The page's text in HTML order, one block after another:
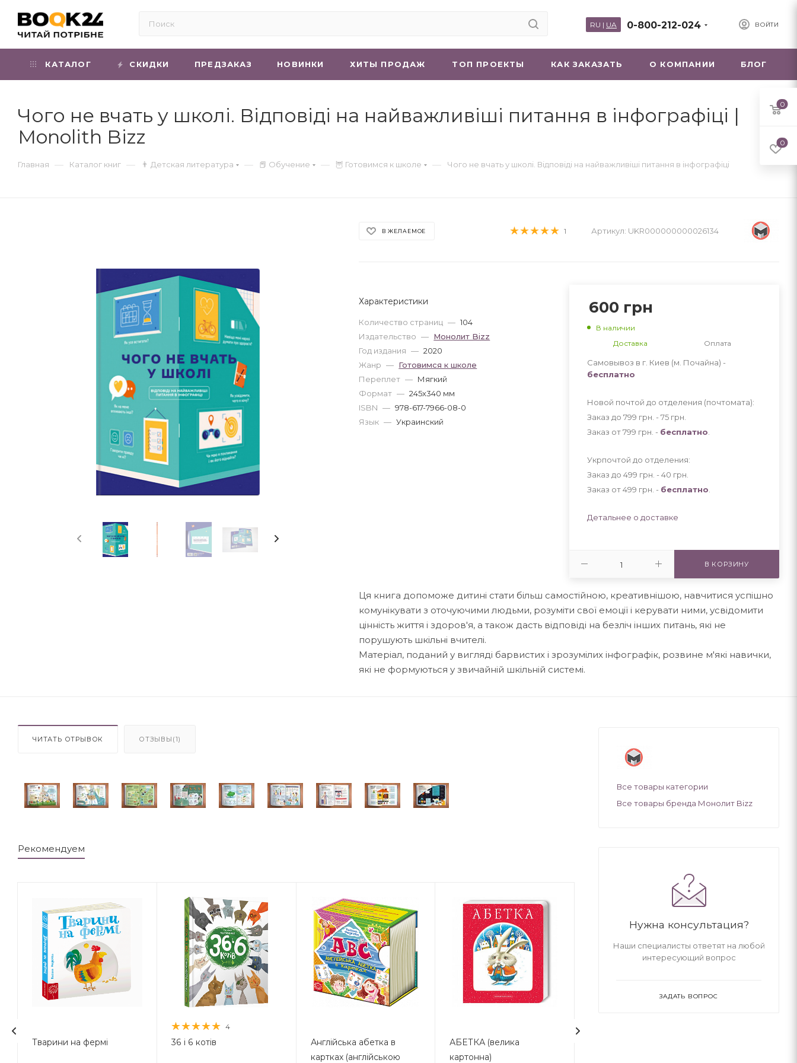
ВОЙТИ
0-800-212-024
RU | UA
КАТАЛОГ СКИДКИ ПРЕДЗАКАЗ НОВИНКИ ХИТЫ ПРОДАЖ ТОП ПРОЕКТЫ КАК ЗАКАЗАТЬ О КОМПАНИИ БЛОГ
Чого не вчать у школі. Відповіді на найважливіші питання в інфографіці |
Monolith Bizz
Главная — Каталог книг — 👨 Детская литература — 📕 Обучение — 🦉 Готовимся к школе — Чого не вчать у школі. Відповіді на найважливіші питання в інфографіці
В ЖЕЛАЕМОЕ 1 Артикул: UKR000000000026134
Характеристики
Количество страниц — 104
Издательство — Монолит Bizz
Год издания — 2020
Жанр — Готовимся к школе
Переплет — Мягкий
Формат — 245x340 мм
ISBN — 978-617-7966-08-0
Язык — Украинский
600 грн
В наличии
Доставка
Оплата
Самовывоз в г. Киев (м. Почайна) -
бесплатно
Новой почтой до отделения (почтомата):
Заказ до 799 грн. - 75 грн
Заказ от 799 грн. - бесплатно
Укрпочтой до отделения:
Заказ до 499 грн. - 40 грн
Заказ от 499 грн. - бесплатно
Детальнее о доставке
В КОРЗИНУ
Ця книга допоможе дитині стати більш самостійною, креативнішою, навчитися успішно
комунікувати з оточуючими людьми, розуміти свої емоції і керувати ними, усвідомити
цінність життя і здоров'я, а також дасть відповіді на безліч інших питань, які не
порушують шкільні вчителі.
Матеріал, поданий у вигляді барвистих і зрозумілих інфографік, розвине м'які навички,
які не формуються у звичайній шкільній системі.
ЧИТАТЬ ОТРЫВОК ОТЗЫВЫ(1)
Рекомендуем
Тварини на фермі
4
36 і 6 котів
Англійська абетка в
картках (англійською
АБЕТКА (велика
картонна)
Все товары категории
Все товары бренда Монолит Bizz
Нужна консультация?
Наши специалисты ответят на любой
интересующий вопрос
ЗАДАТЬ ВОПРОС
0
0